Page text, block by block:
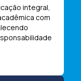
integral,
com